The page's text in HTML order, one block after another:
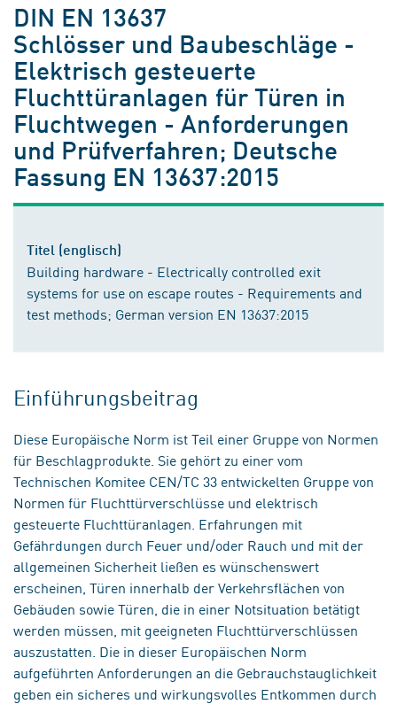
DIN EN 13637
Schlösser und Baubeschläge -
Elektrisch gesteuerte
Fluchttüranlagen für Türen in
Fluchtwegen - Anforderungen
und Prüfverfahren; Deutsche
Fassung EN 13637:2015
Titel (englisch)
Building hardware - Electrically controlled exit
systems for use on escape routes - Requirements and
test methods; German version EN 13637:2015
Einführungsbeitrag
Diese Europäische Norm ist Teil einer Gruppe von Normen
für Beschlagprodukte. Sie gehört zu einer vom
Technischen Komitee CEN/TC 33 entwickelten Gruppe von
Normen für Fluchttürverschlüsse und elektrisch
gesteuerte Fluchttüranlagen. Erfahrungen mit
Gefährdungen durch Feuer und/oder Rauch und mit der
allgemeinen Sicherheit ließen es wünschenswert
erscheinen, Türen innerhalb der Verkehrsflächen von
Gebäuden sowie Türen, die in einer Notsituation betätigt
werden müssen, mit geeigneten Fluchttürverschlüssen
auszustatten. Die in dieser Europäischen Norm
aufgeführten Anforderungen an die Gebrauchstauglichkeit
geben ein sicheres und wirkungsvolles Entkommen durch